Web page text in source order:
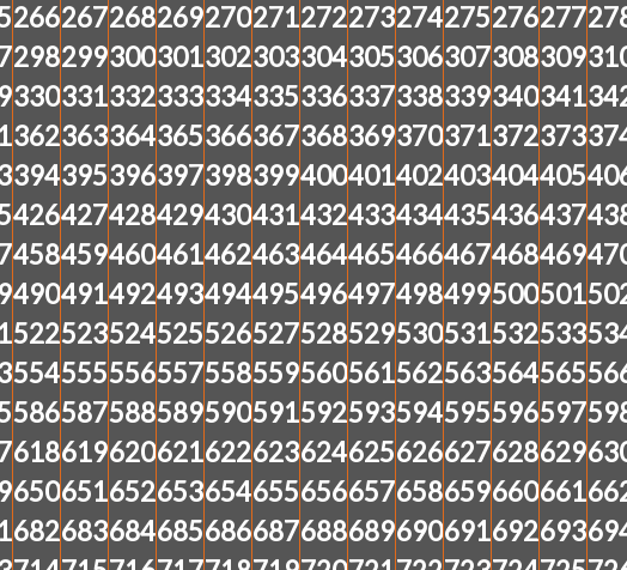
266267268269270271272273274275276277
298299300301302303304305306307308309
330331332333334335336337338339340341
362363364365366367368369370371372373
394395396397398399400401402403404405
426427428429430431432433434435436437
458459460461462463464465466467468469
490491492493494495496497498499500501
522523524525526527528529530531532533
554555556557558559560561562563564565
586587588589590591592593594595596597
618619620621622623624625626627628629
650651652653654655656657658659660661
682683684685686687688689690691692693